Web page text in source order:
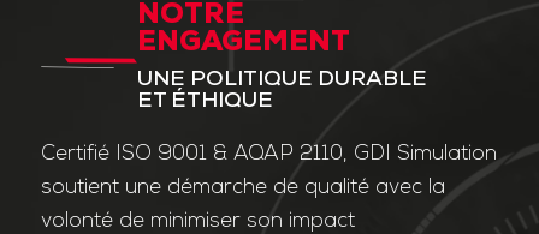
NOTRE
ENGAGEMENT
UNE POLITIQUE DURABLE
ET ÉTHIQUE
Certifié ISO 9001 & AQAP 2110, GDI Simulation
soutient une démarche de qualité avec la
volonté de minimiser son impact